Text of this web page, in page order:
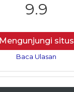
9.9
Mengunjungi situs
Baca Ulasan